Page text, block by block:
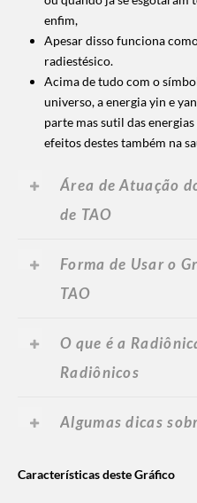
enfim,
Apesar disso funciona
radiestésico.
Acima de tudo com o
universo, a energia yin e
parte mas sutil das
efeitos destes também na
Área de Atuação
de TAO
Forma de Usar o
TAO
O que é a
Radiônicos
Algumas dicas
Características deste Gráfico